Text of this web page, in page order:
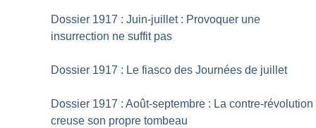
Dossier 1917 : Juin-juillet : Provoquer une
insurrection ne suffit pas
Dossier 1917 : Le fiasco des Journées de juillet
Dossier 1917 : Août-septembre : La contre-révolution
creuse son propre tombeau